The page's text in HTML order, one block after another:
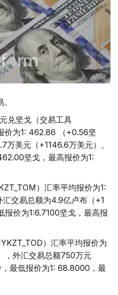
兑坚戈（交易工具
价为1: 462.86 （+0.56坚
美元（+1146.6万美元）。
坚戈，最高报价为1:
）汇率平均报价为1:
交易总额为4.9亿卢布（+1
报价为1:6.7100坚戈，最高报
）汇率平均报价为
外汇交易总额750万元
最低报价为1: 68.8000，最